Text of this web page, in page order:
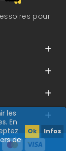
les
En
de
Ok Infos
pour



